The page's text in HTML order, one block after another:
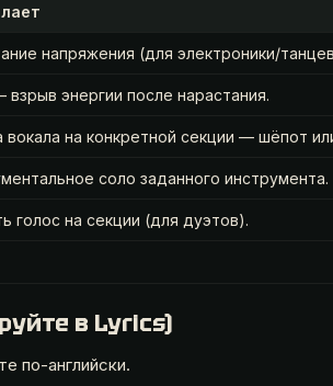
напряжения (для электроники/
энергии после нарастания.
вокала на конкретной секции — шёпот
соло заданного инструмента.
голос на секции (для дуэтов).
в Lyrics)
по-английски.